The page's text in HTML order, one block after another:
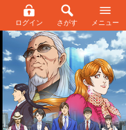
ログイン さがす メニュー